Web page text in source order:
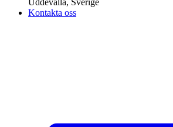
Kontakta oss